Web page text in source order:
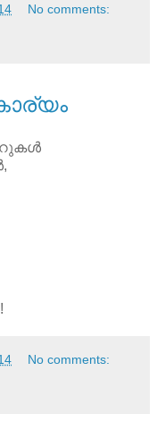
No comments:
No comments: